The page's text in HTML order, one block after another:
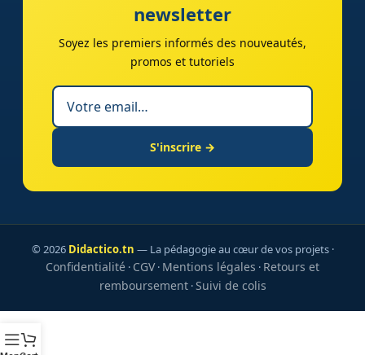
newsletter
Soyez les premiers informés des nouveautés,
promos et tutoriels
S'inscrire →
© 2026 Didactico.tn — La pédagogie au cœur de vos projets ·
Confidentialité · CGV· Mentions légales · Retours et
remboursement·Suivi de colis